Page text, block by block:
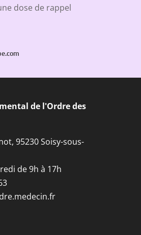
dose de rappel
de l'Ordre des
95230 Soisy-sous-
de 9h à 17h